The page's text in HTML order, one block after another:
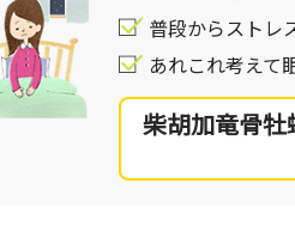
れも整えることで、「イライ
いった状態を改善します。こ
を手助けしてくれます。
になる症状があるものが、
普段からストレ
あれこれ考えて
柴胡加竜骨牡